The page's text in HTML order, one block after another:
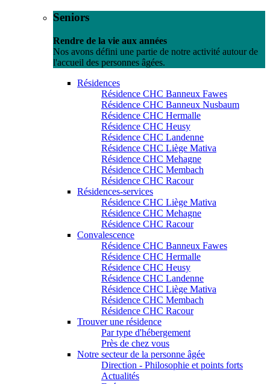
Seniors
Rendre de la vie aux années
Nos avons défini une partie de notre activité autour de
l'accueil des personnes âgées.
Résidences
Résidence CHC Banneux Fawes
Résidence CHC Banneux Nusbaum
Résidence CHC Hermalle
Résidence CHC Heusy
Résidence CHC Landenne
Résidence CHC Liège Mativa
Résidence CHC Mehagne
Résidence CHC Membach
Résidence CHC Racour
Résidences-services
Résidence CHC Liège Mativa
Résidence CHC Mehagne
Résidence CHC Racour
Convalescence
Résidence CHC Banneux Fawes
Résidence CHC Hermalle
Résidence CHC Heusy
Résidence CHC Landenne
Résidence CHC Liège Mativa
Résidence CHC Membach
Résidence CHC Racour
Trouver une résidence
Par type d'hébergement
Près de chez vous
Notre secteur de la personne âgée
Direction - Philosophie et points forts
Actualités